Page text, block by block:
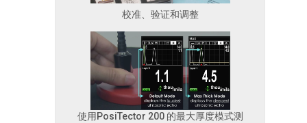
校准、验证和调整
使用PosiTector 200 的最大厚度模式测